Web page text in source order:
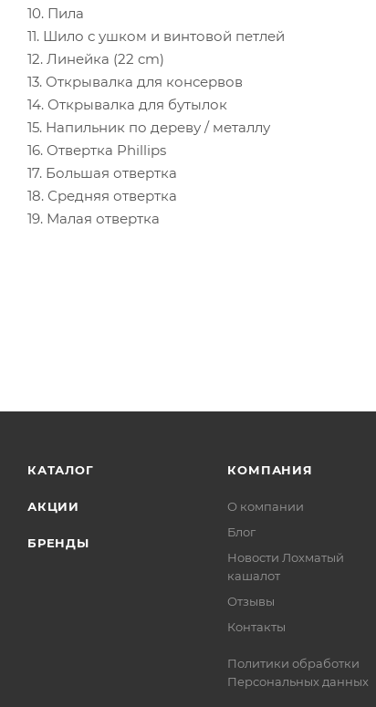
10. Пила
11. Шило с ушком и винтовой петлей
12. Линейка (22 cm)
13. Открывалка для консервов
14. Открывалка для бутылок
15. Напильник по дереву / металлу
16. Отвертка Phillips
17. Большая отвертка
18. Средняя отвертка
19. Малая отвертка
КАТАЛОГ
АКЦИИ
БРЕНДЫ
КОМПАНИЯ
О компании
Блог
Новости Лохматый
кашалот
Отзывы
Контакты
Политики обработки
Персональных данных